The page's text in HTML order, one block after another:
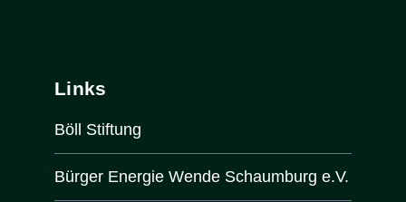
Links
Böll Stiftung
Bürger Energie Wende Schaumburg e.V.